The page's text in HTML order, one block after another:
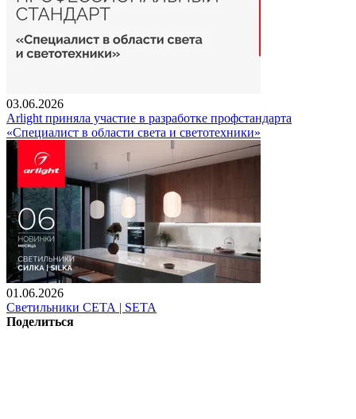
03.06.2026
Arlight приняла участие в разработке профстандарта
«Специалист в области света и светотехники»
01.06.2026
Светильники СЕТА | SETA
Поделиться